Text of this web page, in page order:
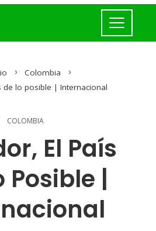
Colombia
de lo posible | Internacional
COLOMBIA
El País
Posible |